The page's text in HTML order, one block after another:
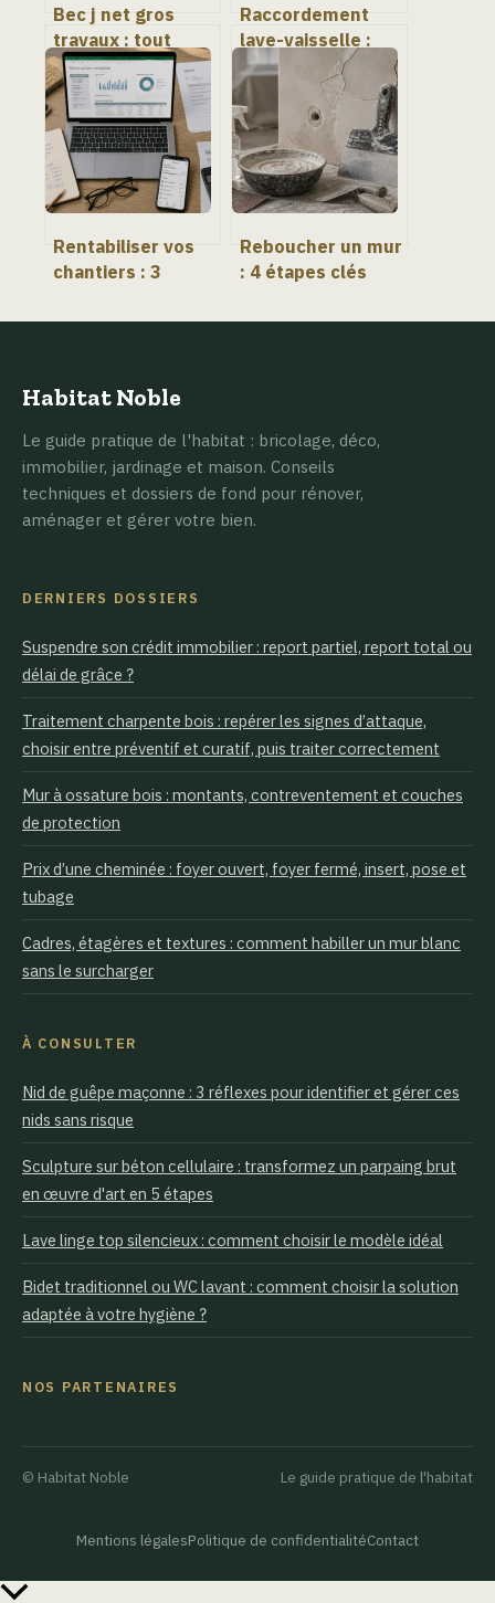
Bec j net gros
travaux : tout
comprendre sur
ce service de
nettoyage
professionnel
Raccordement
lave-vaisselle :
étapes, normes et
erreurs à éviter
Rentabiliser vos
chantiers : 3
transformer votre
Reboucher un mur
: 4 étapes clés
invisible et
Habitat Noble
Le guide pratique de l'habitat : bricolage, déco,
immobilier, jardinage et maison. Conseils
techniques et dossiers de fond pour rénover,
aménager et gérer votre bien.
DERNIERS DOSSIERS
Suspendre son crédit immobilier : report partiel, report total ou
délai de grâce ?
Traitement charpente bois : repérer les signes d’attaque,
choisir entre préventif et curatif, puis traiter correctement
Mur à ossature bois : montants, contreventement et couches
de protection
Prix d’une cheminée : foyer ouvert, foyer fermé, insert, pose et
tubage
Cadres, étagères et textures : comment habiller un mur blanc
sans le surcharger
À CONSULTER
Nid de guêpe maçonne : 3 réflexes pour identifier et gérer ces
nids sans risque
Sculpture sur béton cellulaire : transformez un parpaing brut
en œuvre d'art en 5 étapes
Lave linge top silencieux : comment choisir le modèle idéal
Bidet traditionnel ou WC lavant : comment choisir la solution
adaptée à votre hygiène ?
NOS PARTENAIRES
© Habitat Noble Le guide pratique de l'habitat
Mentions légalesPolitique de confidentialitéContact